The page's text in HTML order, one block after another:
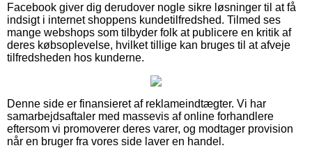
Facebook giver dig derudover nogle sikre løsninger til at få
indsigt i internet shoppens kundetilfredshed. Tilmed ses
mange webshops som tilbyder folk at publicere en kritik af
deres købsoplevelse, hvilket tillige kan bruges til at afveje
tilfredsheden hos kunderne.
Denne side er finansieret af reklameindtægter. Vi har
samarbejdsaftaler med massevis af online forhandlere
eftersom vi promoverer deres varer, og modtager provision
når en bruger fra vores side laver en handel.